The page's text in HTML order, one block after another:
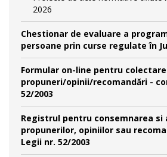
2026
Chestionar de evaluare a
persoane prin curse regulate în
Formular on-line pentru
propuneri/opinii/recomandări -
52/2003
Registrul pentru consemnarea si
propunerilor, opiniilor sau
Legii nr. 52/2003